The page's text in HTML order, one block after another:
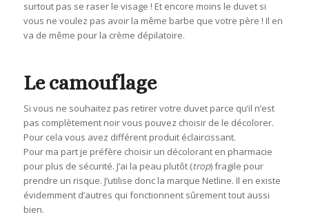
surtout pas se raser le visage ! Et encore moins le duvet si
vous ne voulez pas avoir la même barbe que votre père ! Il en
va de même pour la crème dépilatoire.
Le camouflage
Si vous ne souhaitez pas retirer votre duvet parce qu’il n’est
pas complètement noir vous pouvez choisir de le décolorer.
Pour cela vous avez différent produit éclaircissant.
Pour ma part je préfère choisir un décolorant en pharmacie
pour plus de sécurité. J’ai la peau plutôt (trop) fragile pour
prendre un risque. J’utilise donc la marque Netline. Il en existe
évidemment d’autres qui fonctionnent sûrement tout aussi
bien.